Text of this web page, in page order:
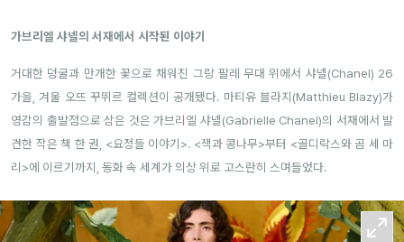
가브리엘 샤넬의 서재에서 시작된 이야기
거대한 덩굴과 만개한 꽃으로 채워진 그랑 팔레 무대 위에서 샤넬(Chanel) 26
가을, 겨울 오뜨 꾸뛰르 컬렉션이 공개됐다. 마티유 블라지(Matthieu Blazy)가
영감의 출발점으로 삼은 것은 가브리엘 샤넬(Gabrielle Chanel)의 서재에서 발
견한 작은 책 한 권, <요정들 이야기>. <잭과 콩나무>부터 <골디락스와 곰 세 마
리>에 이르기까지, 동화 속 세계가 의상 위로 고스란히 스며들었다.